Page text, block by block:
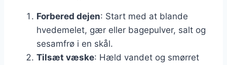
Forbered dejen: Start med at blande
hvedemelet, gær eller bagepulver, salt og
sesamfrø i en skål.
Tilsæt væske: Hæld vandet og smørret